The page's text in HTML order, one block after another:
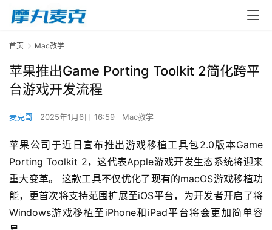
首页 Mac教学
苹果推出Game Porting Toolkit 2简化跨平
台游戏开发流程
麦克哥 2025年1月6日 16:59 Mac教学
苹果公司于近日宣布推出游戏移植工具包2.0版本Game
Porting Toolkit 2，这代表Apple游戏开发生态系统将迎来
重大变革。 这款工具不仅优化了现有的macOS游戏移植功
能，更首次将支持范围扩展至iOS平台，为开发者开启了将
Windows游戏移植至iPhone和iPad平台将会更加简单容